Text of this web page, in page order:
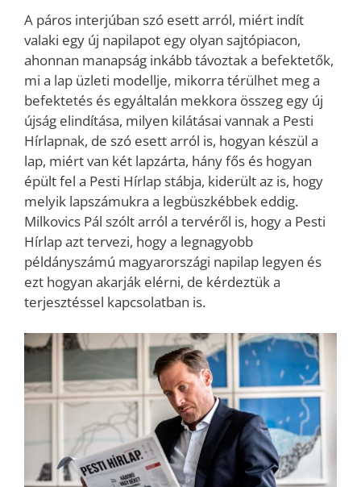
A páros interjúban szó esett arról, miért indít
valaki egy új napilapot egy olyan sajtópiacon,
ahonnan manapság inkább távoztak a befektetők,
mi a lap üzleti modellje, mikorra térülhet meg a
befektetés és egyáltalán mekkora összeg egy új
újság elindítása, milyen kilátásai vannak a Pesti
Hírlapnak, de szó esett arról is, hogyan készül a
lap, miért van két lapzárta, hány fős és hogyan
épült fel a Pesti Hírlap stábja, kiderült az is, hogy
melyik lapszámukra a legbüszkébbek eddig.
Milkovics Pál szólt arról a tervéről is, hogy a Pesti
Hírlap azt tervezi, hogy a legnagyobb
példányszámú magyarországi napilap legyen és
ezt hogyan akarják elérni, de kérdeztük a
terjesztéssel kapcsolatban is.